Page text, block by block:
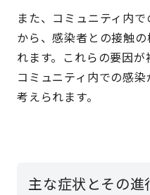
また、コミュニティ内
から、感染者との接触
れます。これらの要因が
コミュニティ内での感
考えられます。
主な症状とその進